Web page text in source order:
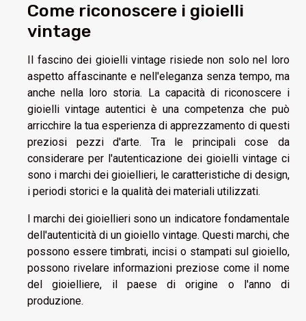
Come riconoscere i gioielli
vintage
Il fascino dei gioielli vintage risiede non solo nel loro
aspetto affascinante e nell'eleganza senza tempo, ma
anche nella loro storia. La capacità di riconoscere i
gioielli vintage autentici è una competenza che può
arricchire la tua esperienza di apprezzamento di questi
preziosi pezzi d'arte. Tra le principali cose da
considerare per l'autenticazione dei gioielli vintage ci
sono i marchi dei gioiellieri, le caratteristiche di design,
i periodi storici e la qualità dei materiali utilizzati.
I marchi dei gioiellieri sono un indicatore fondamentale
dell'autenticità di un gioiello vintage. Questi marchi, che
possono essere timbrati, incisi o stampati sul gioiello,
possono rivelare informazioni preziose come il nome
del gioielliere, il paese di origine o l'anno di
produzione.